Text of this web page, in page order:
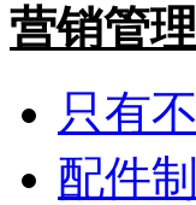
营销管理
只有
配件